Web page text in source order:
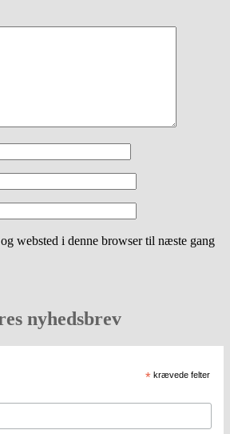
websted i denne browser til næste gang
nyhedsbrev
* krævede felter